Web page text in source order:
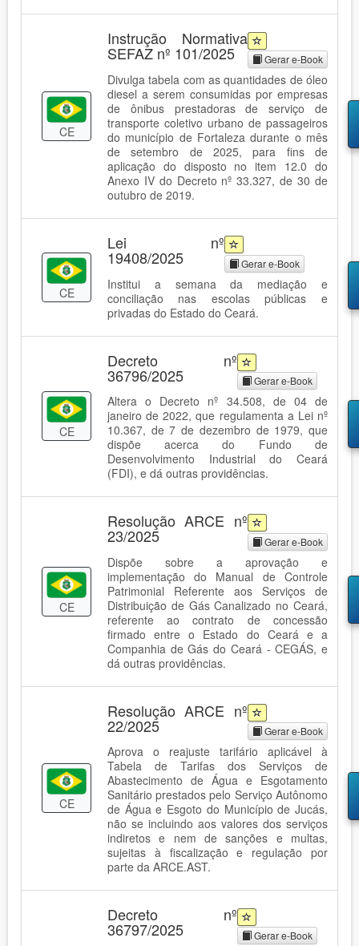
CE
Instrução Normativa
SEFAZ nº 101/2025 Gerar e-Book
Divulga tabela com as quantidades de óleo
diesel a serem consumidas por empresas
de ônibus prestadoras de serviço de
transporte coletivo urbano de passageiros
do município de Fortaleza durante o mês
de setembro de 2025, para fins de
aplicação do disposto no item 12.0 do
Anexo IV do Decreto nº 33.327, de 30 de
outubro de 2019.
CE
Lei nº
19408/2025 Gerar e-Book
Institui a semana da mediação e
conciliação nas escolas públicas e
privadas do Estado do Ceará.
CE
Decreto nº
36796/2025 Gerar e-Book
Altera o Decreto nº 34.508, de 04 de
janeiro de 2022, que regulamenta a Lei nº
10.367, de 7 de dezembro de 1979, que
dispõe acerca do Fundo de
Desenvolvimento Industrial do Ceará
(FDI), e dá outras providências.
CE
Resolução ARCE nº
23/2025 Gerar e-Book
Dispõe sobre a aprovação e
implementação do Manual de Controle
Patrimonial Referente aos Serviços de
Distribuição de Gás Canalizado no Ceará,
referente ao contrato de concessão
firmado entre o Estado do Ceará e a
Companhia de Gás do Ceará - CEGÁS, e
dá outras providências.
CE
Resolução ARCE nº
22/2025 Gerar e-Book
Aprova o reajuste tarifário aplicável à
Tabela de Tarifas dos Serviços de
Abastecimento de Água e Esgotamento
Sanitário prestados pelo Serviço Autônomo
de Água e Esgoto do Município de Jucás,
não se incluindo aos valores dos serviços
indiretos e nem de sanções e multas,
sujeitas à fiscalização e regulação por
parte da ARCE.AST.
Decreto nº
36797/2025 Gerar e-Book